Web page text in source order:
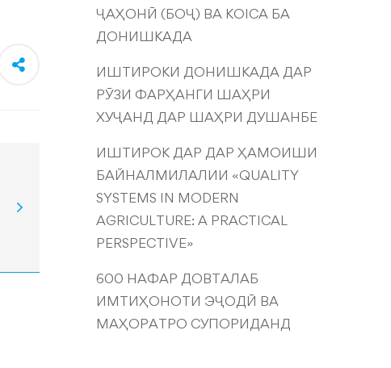
ҶАҲОНӢ (БОҶ) ВА KOICA БА
ДОНИШКАДА
ИШТИРОКИ ДОНИШКАДА ДАР
РӮЗИ ФАРҲАНГИ ШАҲРИ
ХУҶАНД ДАР ШАҲРИ ДУШАНБЕ
ИШТИРОК ДАР ДАР ҲАМОИШИ
БАЙНАЛМИЛАЛИИ «QUALITY
SYSTEMS IN MODERN
AGRICULTURE: A PRACTICAL
PERSPECTIVE»
600 НАФАР ДОВТАЛАБ
ИМТИҲОНОТИ ЭҶОДӢ ВА
МАҲОРАТРО СУПОРИДАНД